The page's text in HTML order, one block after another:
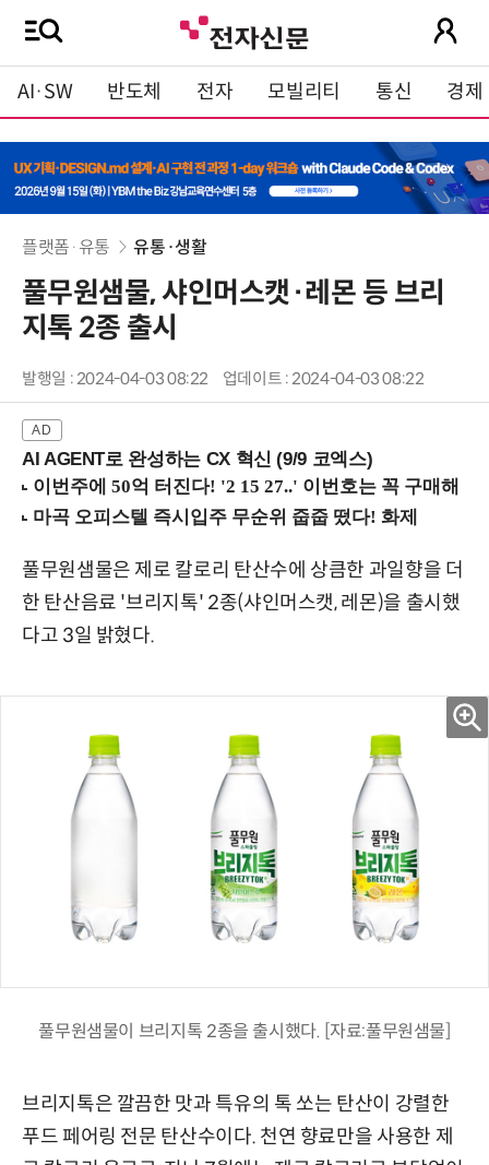
AI·SW 반도체 전자 모빌리티 통신 경제
플랫폼·유통 유통·생활
풀무원샘물, 샤인머스캣·레몬 등 브리
지톡 2종 출시
발행일 : 2024-04-03 08:22 업데이트 : 2024-04-03 08:22
AI AGENT로 완성하는 CX 혁신 (9/9 코엑스)
풀무원샘물은 제로 칼로리 탄산수에 상큼한 과일향을 더
한 탄산음료 '브리지톡' 2종(샤인머스캣, 레몬)을 출시했
다고 3일 밝혔다.
풀무원샘물이 브리지톡 2종을 출시했다. [자료:풀무원샘물]
브리지톡은 깔끔한 맛과 특유의 톡 쏘는 탄산이 강렬한
푸드 페어링 전문 탄산수이다. 천연 향료만을 사용한 제